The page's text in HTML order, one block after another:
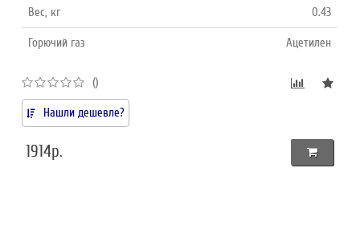
Вес, кг 0.43
Горючий газ Ацетилен
()
Нашли дешевле?
1914р.